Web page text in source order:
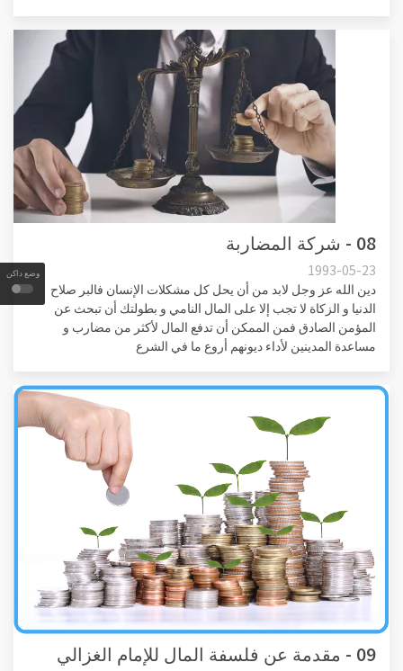
وضع داكن
08 - شركة المضاربة
1993-05-23
دين الله عز وجل لابد من أن يحل كل مشكلات الإنسان فالبر صلاح
الدنيا و الزكاة لا تجب إلا على المال النامي و بطولتك أن تبحث عن
المؤمن الصادق فمن الممكن أن تدفع المال لأكثر من مضارب و
مساعدة المدينين لأداء ديونهم أروع ما في الشرع
09 - مقدمة عن فلسفة المال للإمام الغزالي